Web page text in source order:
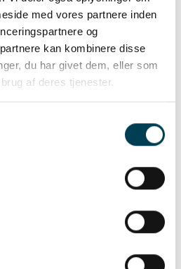
med vores partnere inden
og
kan kombinere disse
du har givet dem, eller som
af deres tjenester.